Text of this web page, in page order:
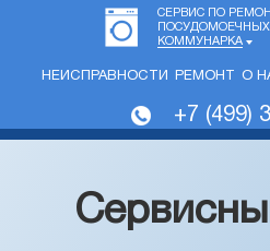
СЕРВИС ПО
КОММУНАРКА
НЕИСПРАВНОСТИ РЕМОНТ О
+7 (499)